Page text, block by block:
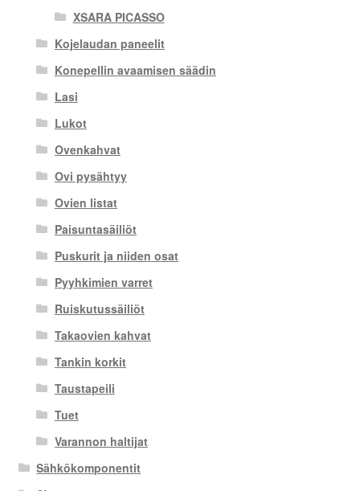
XSARA PICASSO
Kojelaudan paneelit
Konepellin avaamisen säädin
Lasi
Lukot
Ovenkahvat
Ovi pysähtyy
Ovien listat
Paisuntasäiliöt
Puskurit ja niiden osat
Pyyhkimien varret
Ruiskutussäiliöt
Takaovien kahvat
Tankin korkit
Taustapeili
Tuet
Varannon haltijat
Sähkökomponentit